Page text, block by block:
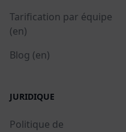
Tarification par équipe
(en)
Blog (en)
JURIDIQUE
Politique de